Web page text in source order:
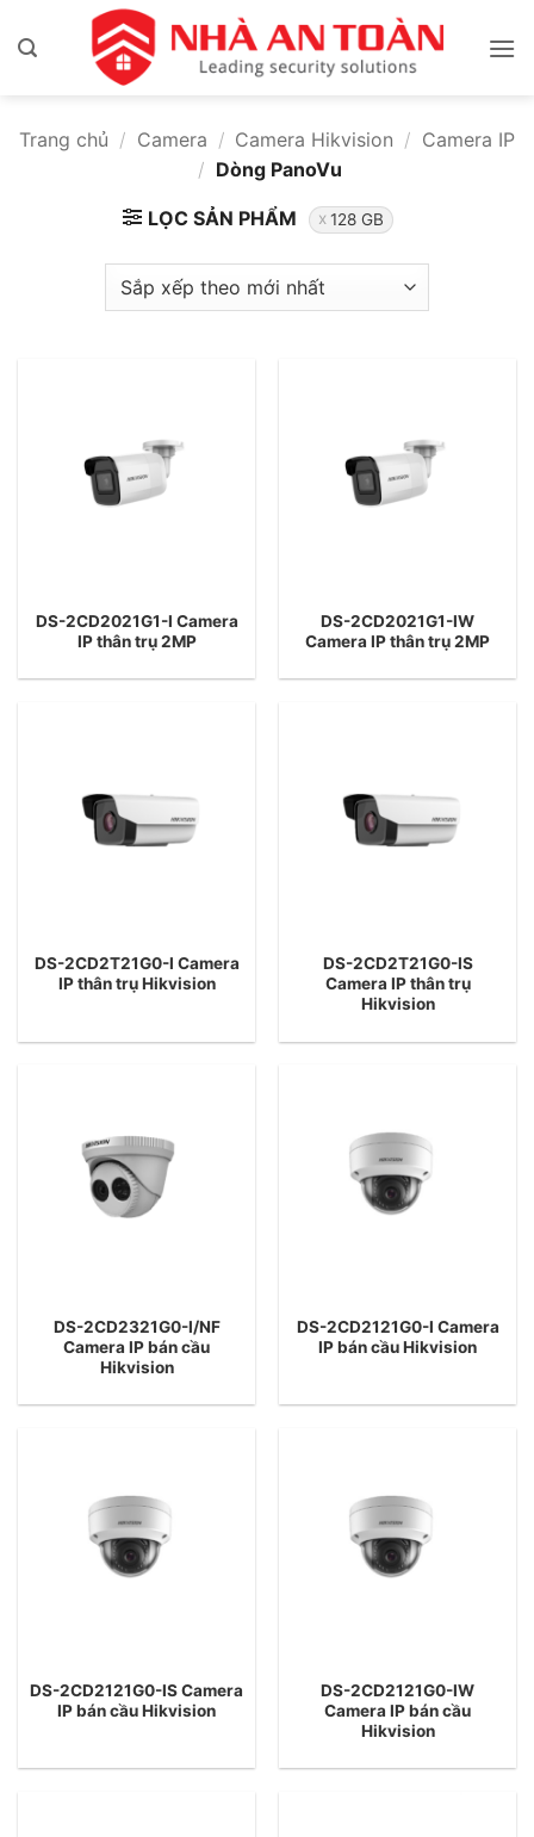
qua
Trang chủ / Camera / Camera Hikvision / Camera IP
/ Dòng PanoVu
LỌC SẢN PHẨM 128 GB
DS-2CD2021G1-I Camera
IP thân trụ 2MP
DS-2CD2021G1-IW
Camera IP thân trụ 2MP
DS-2CD2T21G0-I Camera
IP thân trụ Hikvision
DS-2CD2T21G0-IS
Camera IP thân trụ
Hikvision
DS-2CD2321G0-I/NF
Camera IP bán cầu
Hikvision
DS-2CD2121G0-I Camera
IP bán cầu Hikvision
DS-2CD2121G0-IS Camera
IP bán cầu Hikvision
DS-2CD2121G0-IW
Camera IP bán cầu
Hikvision